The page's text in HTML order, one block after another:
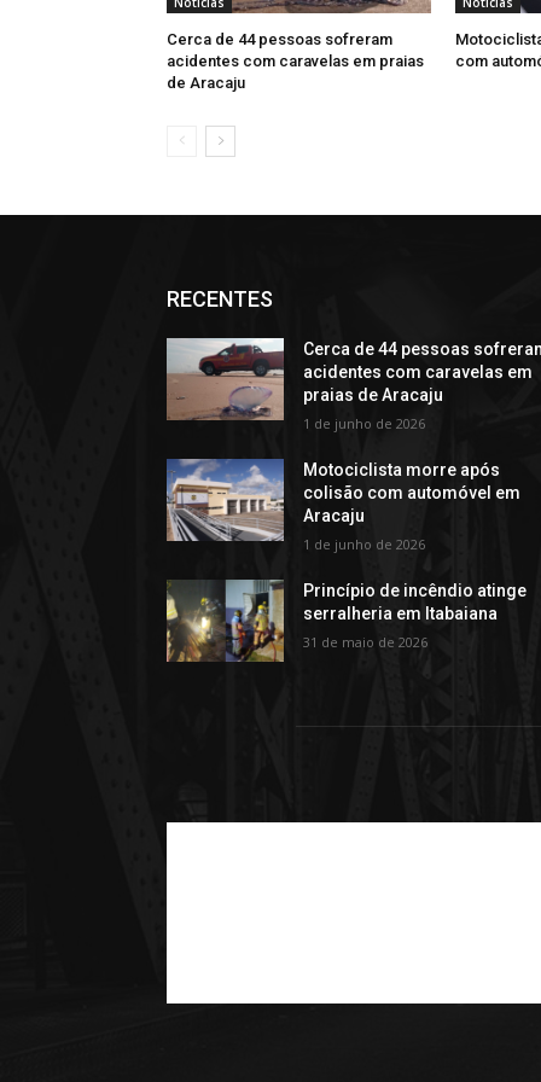
Cerca de 44 pessoas sofreram
acidentes com caravelas em praias
de Aracaju
com
RECENTES
Cerca de 44 pessoas
acidentes com caravelas em
praias de Aracaju
1 de junho de 2026
Motociclista morre após
colisão com automóvel em
Aracaju
1 de junho de 2026
Princípio de incêndio atinge
serralheria em Itabaiana
31 de maio de 2026